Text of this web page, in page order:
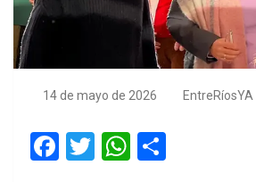
14 de mayo de 2026 EntreRíosYA
F
T
W